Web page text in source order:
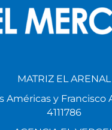
MATRIZ EL ARENAL
Américas y Francisco
4111786